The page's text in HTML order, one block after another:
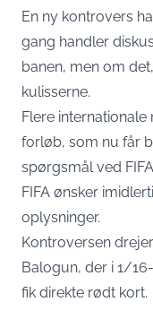
En ny kontrovers
gang handler
banen, men om
kulisserne.
Flere
forløb, som nu får
spørgsmål ved
FIFA ønsker
oplysninger.
Kontroversen
Balogun, der i 1/
fik direkte rødt kort.